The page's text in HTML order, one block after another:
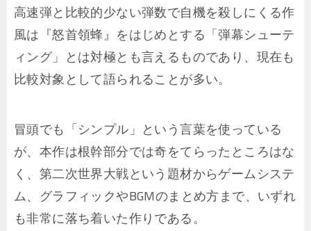
高速弾と比較的少ない弾数で自機を殺しにくる作
風は『怒首領蜂』をはじめとする「弾幕シューテ
ィング」とは対極とも言えるものであり、現在も
比較対象として語られることが多い。
冒頭でも「シンプル」という言葉を使っている
が、本作は根幹部分では奇をてらったところはな
く、第二次世界大戦という題材からゲームシステ
ム、グラフィックやBGMのまとめ方まで、いずれ
も非常に落ち着いた作りである。